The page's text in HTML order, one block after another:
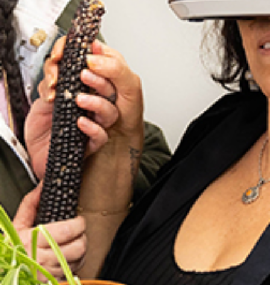
geringe Relevanz für aktuelle weltweite
Fragen.
Sendung vom 09.03.2026
Moderation und Redaktion: Giovanna
Anagua Suter, Angela Lugo & Sandra
Tiznado
00:00
Details zum Podcast Ni chicha ni limoná